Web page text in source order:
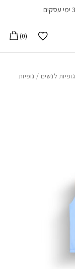
הרשימה שלי
0
לנשים / גופיות